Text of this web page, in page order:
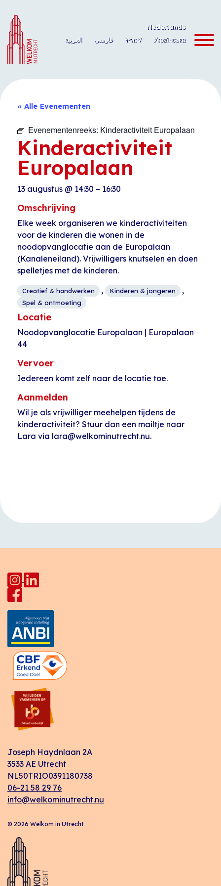
naar
de
inhoud
Nederlands
العربية
فارسی ትግርኛ Українська
« Alle Evenementen
Evenementenreeks: Kinderactiviteit Europalaan
Kinderactiviteit
Europalaan
13 augustus @ 14:30 – 16:30
Omschrijving
Elke week organiseren we kinderactiviteiten
voor de kinderen die wonen in de
noodopvanglocatie aan de Europalaan
(Kanaleneiland). Vrijwilligers knutselen en doen
spelletjes met de kinderen.
Creatief & handwerken , Kinderen & jongeren ,
Spel & ontmoeting
Locatie
Noodopvanglocatie Europalaan | Europalaan
44
Vervoer
Iedereen komt zelf naar de locatie toe.
Aanmelden
Wil je als vrijwilliger meehelpen tijdens de
kinderactiviteit? Stuur dan een mailtje naar
Lara via lara@welkominutrecht.nu.
Joseph Haydnlaan 2A
3533 AE Utrecht
NL50TRIO0391180738
06-21 58 29 76
info@welkominutrecht.nu
© 2026 Welkom in Utrecht